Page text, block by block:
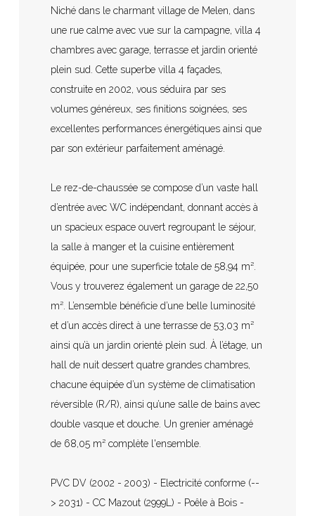
Niché dans le charmant village de Melen, dans
une rue calme avec vue sur la campagne, villa 4
chambres avec garage, terrasse et jardin orienté
plein sud. Cette superbe villa 4 façades,
construite en 2002, vous séduira par ses
volumes généreux, ses finitions soignées, ses
excellentes performances énergétiques ainsi que
par son extérieur parfaitement aménagé.
Le rez-de-chaussée se compose d’un vaste hall
d’entrée avec WC indépendant, donnant accès à
un spacieux espace ouvert regroupant le séjour,
la salle à manger et la cuisine entièrement
équipée, pour une superficie totale de 58,94 m².
Vous y trouverez également un garage de 22,50
m². L’ensemble bénéficie d’une belle luminosité
et d’un accès direct à une terrasse de 53,03 m²
ainsi qu’à un jardin orienté plein sud. À l’étage, un
hall de nuit dessert quatre grandes chambres,
chacune équipée d’un système de climatisation
réversible (R/R), ainsi qu’une salle de bains avec
double vasque et douche. Un grenier aménagé
de 68,05 m² complète l'ensemble.
PVC DV (2002 - 2003) - Electricité conforme (--
> 2031) - CC Mazout (2999L) - Poêle à Bois -